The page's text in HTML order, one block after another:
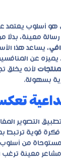
هو أسلوب يعتمد
رسالة معينة،
، يساعد هذا
يميزه عن
لأنه يخلق
بسهولة.
التصوير
قوية ترتبط
من أسلوب
معينة ترغب